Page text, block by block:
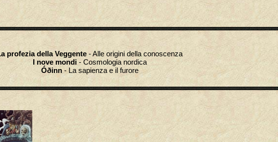
profezia della Veggente - Alle origini della conoscenza
I nove mondi- Cosmologia nordica
Óðinn - La sapienza e il furore